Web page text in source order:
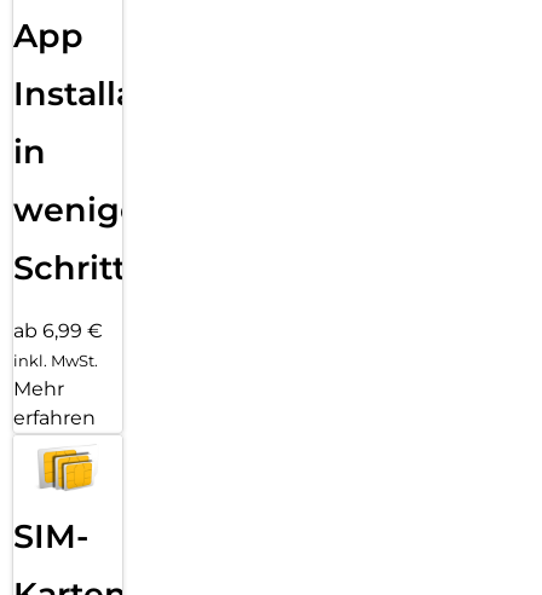
App
Installation
in
wenigen
Schritten
ab 6,99 €
inkl. MwSt.
Mehr
erfahren
SIM-